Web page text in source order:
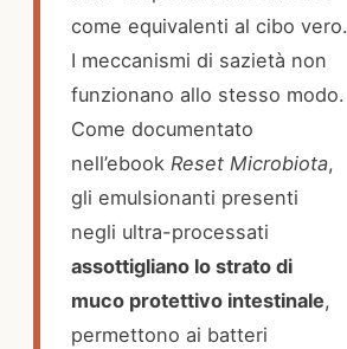
come equivalenti al cibo vero.
I meccanismi di sazietà non
funzionano allo stesso modo.
Come documentato
nell’ebook Reset Microbiota,
gli emulsionanti presenti
negli ultra-processati
assottigliano lo strato di
muco protettivo intestinale,
permettono ai batteri